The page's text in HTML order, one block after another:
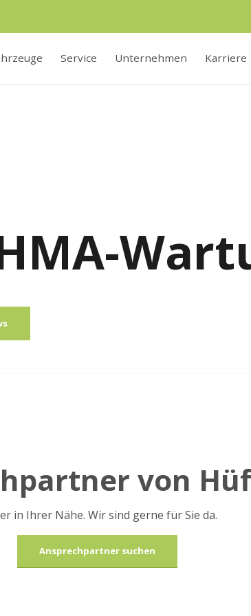
Service Unternehmen Karriere
von
in Ihrer Nähe. Wir sind gerne für Sie da.
Ansprechpartner suchen